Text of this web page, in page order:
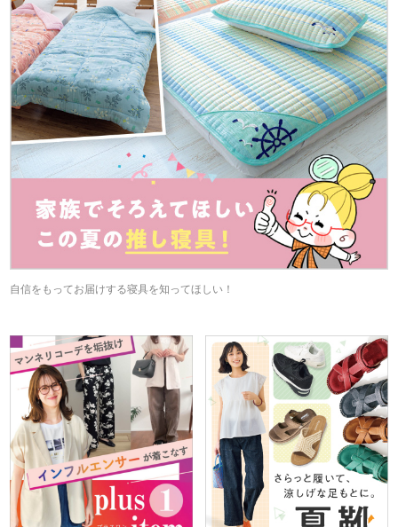
自信をもってお届けする寝具を知ってほしい！